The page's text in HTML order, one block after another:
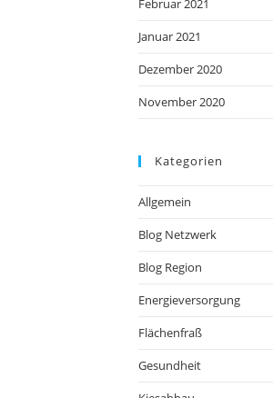
Februar 2021
Januar 2021
Dezember 2020
November 2020
Kategorien
Allgemein
Blog Netzwerk
Blog Region
Energieversorgung
Flächenfraß
Gesundheit